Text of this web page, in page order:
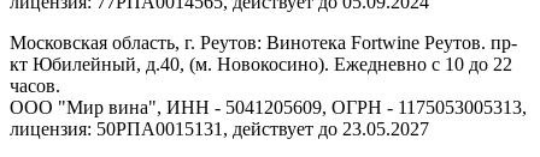
Московская область, г. Реутов: Винотека Fortwine Реутов. пр-
кт Юбилейный, д.40, (м. Новокосино). Ежедневно с 10 до 22
часов.
ООО "Мир вина", ИНН - 5041205609, ОГРН - 1175053005313,
лицензия: 50РПА0015131, действует до 23.05.2027